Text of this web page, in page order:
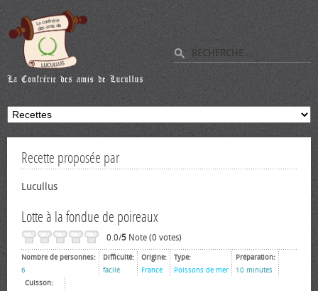
Recette proposée par
Lucullus
Lotte à la fondue de poireaux
0.0/5 Note (0 votes)
Nombre de personnes:
6
Difficulté:
facile
Origine:
France
Type:
Poissons de mer
Préparation:
10 minutes
Cuisson: